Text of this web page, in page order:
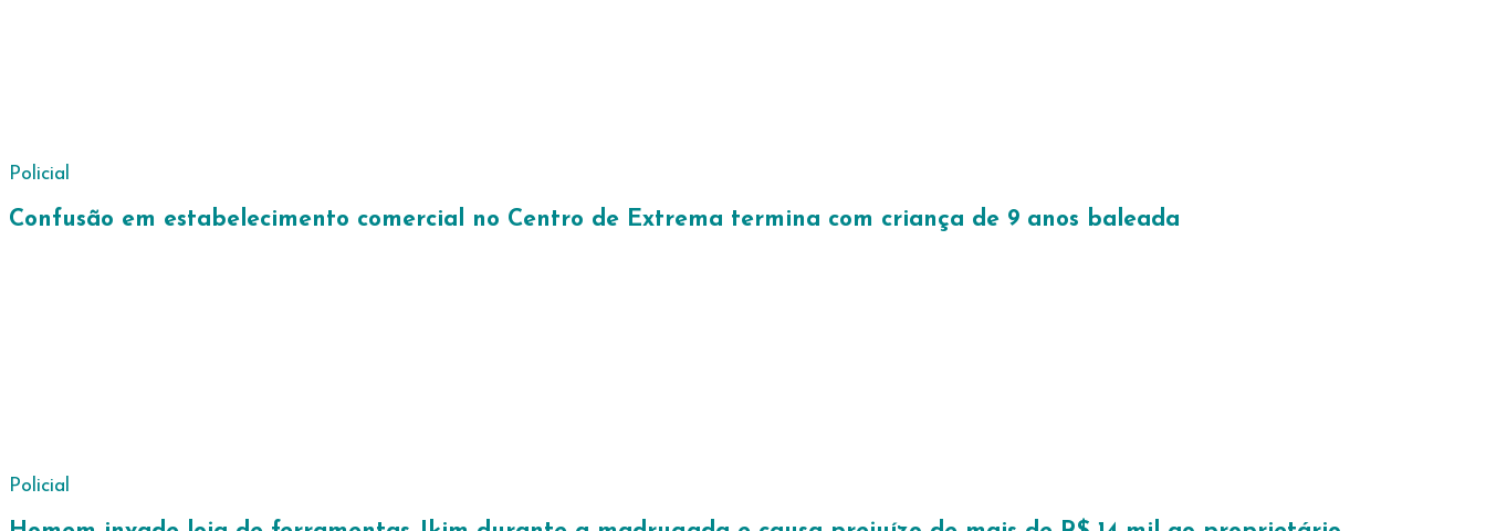
Policial
Confusão em estabelecimento comercial no Centro de Extrema termina com criança de 9 anos baleada
Policial